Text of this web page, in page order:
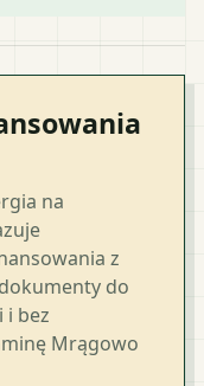
na
z
do
i bez
Mrągowo